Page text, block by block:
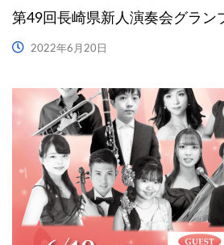
第49回長崎県新人演奏会グラン
2022年6月20日